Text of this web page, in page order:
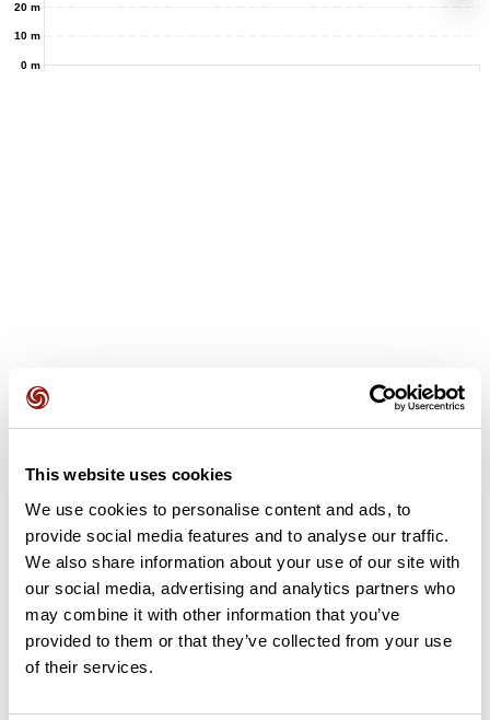
This website uses cookies
We use cookies to personalise content and ads, to
provide social media features and to analyse our traffic.
We also share information about your use of our site with
our social media, advertising and analytics partners who
may combine it with other information that you’ve
provided to them or that they’ve collected from your use
of their services.
0 m
10 m
20 m
Ajouter un avis
Découvrez ce parcours de vélo de 101,9 km à proximité de